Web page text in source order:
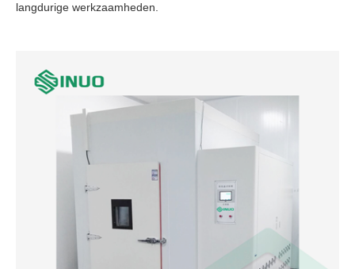
langdurige werkzaamheden.